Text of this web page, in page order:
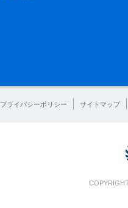
プライバシーポリシー サイトマップ